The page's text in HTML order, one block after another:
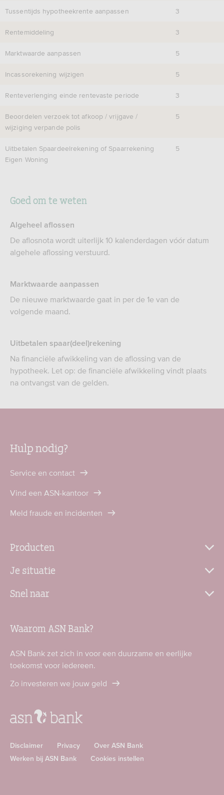
Tussentijds hypotheekrente aanpassen 3
Rentemiddeling 3
Marktwaarde aanpassen 5
Incassorekening wijzigen 5
Renteverlenging einde rentevaste periode 3
Beoordelen verzoek tot afkoop / vrijgave /
wijziging verpande polis
5
Uitbetalen Spaardeelrekening of Spaarrekening
Eigen Woning
5
Goed om te weten
Algeheel aflossen
De aflosnota wordt uiterlijk 10 kalenderdagen vóór datum
algehele aflossing verstuurd.
Marktwaarde aanpassen
De nieuwe marktwaarde gaat in per de 1e van de
volgende maand.
Uitbetalen spaar(deel)rekening
Na financiële afwikkeling van de aflossing van de
hypotheek. Let op: de financiële afwikkeling vindt plaats
na ontvangst van de gelden.
Hulp nodig?
Service en contact
Vind een ASN-kantoor
Meld fraude en incidenten
Producten
Je situatie
Snel naar
Waarom ASN Bank?
ASN Bank zet zich in voor een duurzame en eerlijke
toekomst voor iedereen.
Zo investeren we jouw geld
Disclaimer Privacy
Over ASN Bank
Werken bij ASN Bank
Cookies instellen